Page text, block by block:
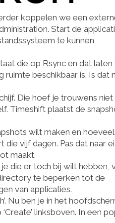
koppelen we een
Start de
te kunnen
die op Rsync en dat laten
beschikbaar is. Is dat
Die hoef je trouwens
Timeshift plaatst de
wilt maken en hoeveel
vijf dagen. Pas dat naar
maakt.
die er toch bij wilt hebben,
directory te beperken tot de
van applicaties.
Nu ben je in het
linksboven. In een